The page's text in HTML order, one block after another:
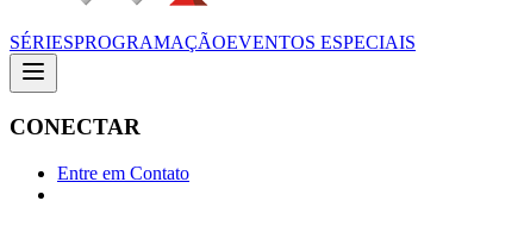
SÉRIESPROGRAMAÇÃOEVENTOS ESPECIAIS
CONECTAR
Entre em Contato